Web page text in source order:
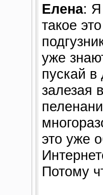
Елена: Я
такое
уже
пускай в
залезая
это уже
Потому